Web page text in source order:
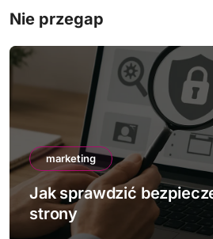
Nie przegap
marketing
Jak sprawdzić
strony